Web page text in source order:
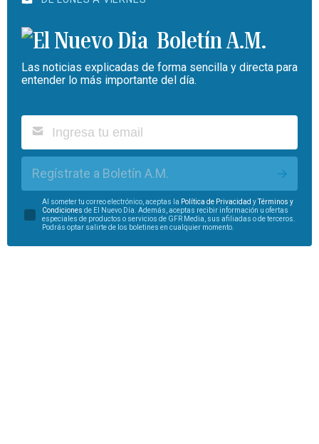
Boletín A.M.
Las noticias explicadas de forma sencilla y directa para
entender lo más importante del día.
Regístrate a Boletín A.M.
Al someter tu correo electrónico, aceptas la Política de Privacidad yTérminos y
Condiciones de El Nuevo Día. Además, aceptas recibir información u ofertas
especiales de productos o servicios de GFR Media, sus afiliadas o de terceros.
Podrás optar salirte de los boletines en cualquier momento.